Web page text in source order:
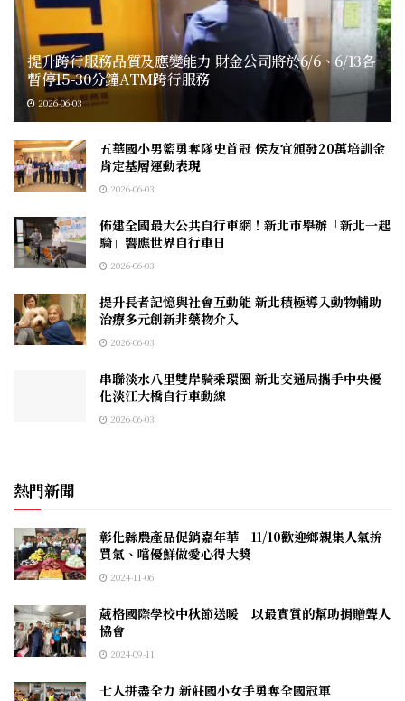
提升跨行服務品質及應變能力 財金公司將於6/6、6/13各
暫停15-30分鐘ATM跨行服務
2026-06-03
五華國小男籃勇奪隊史首冠 侯友宜頒發20萬培訓金
肯定基層運動表現
2026-06-03
佈建全國最大公共自行車網！新北市舉辦「新北一起
騎」響應世界自行車日
2026-06-03
提升長者記憶與社會互動能 新北積極導入動物輔助
治療多元創新非藥物介入
2026-06-03
串聯淡水八里雙岸騎乘環圈 新北交通局攜手中央優
化淡江大橋自行車動線
2026-06-03
熱門新聞
彰化縣農產品促銷嘉年華 11/10歡迎鄉親集人氣拚
買氣、嚐優鮮做愛心得大獎
2024-11-06
葳格國際學校中秋節送暖 以最實質的幫助捐贈聾人
協會
2024-09-11
七人拼盡全力 新莊國小女手勇奪全國冠軍